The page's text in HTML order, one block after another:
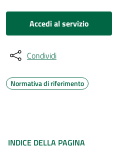
Accedi al servizio
Condividi
Normativa di riferimento
INDICE DELLA PAGINA